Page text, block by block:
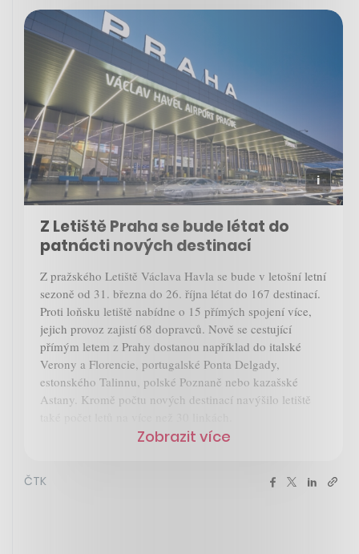
Z Letiště Praha se bude létat do
patnácti nových destinací
Z pražského Letiště Václava Havla se bude v letošní letní
sezoně od 31. března do 26. října létat do 167 destinací.
Proti loňsku letiště nabídne o 15 přímých spojení více,
jejich provoz zajistí 68 dopravců. Nově se cestující
přímým letem z Prahy dostanou například do italské
Verony a Florencie, portugalské Ponta Delgady,
estonského Talinnu, polské Poznaně nebo kazašské
Astany. Kromě počtu nových destinací navýšilo letiště
Zobrazit více
ČTK